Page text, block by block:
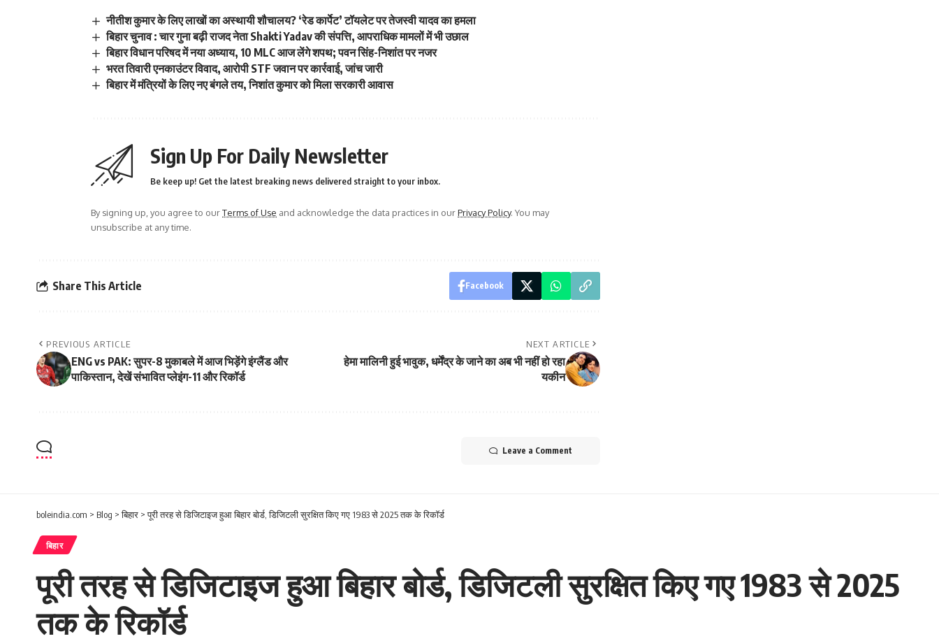
नीतीश कुमार के लिए लाखों का अस्थायी शौचालय? ‘रेड कार्पेट’ टॉयलेट पर तेजस्वी यादव का हमला
बिहार चुनाव : चार गुना बढ़ी राजद नेता Shakti Yadav की संपत्ति, आपराधिक मामलों में भी उछाल
बिहार विधान परिषद में नया अध्याय, 10 MLC आज लेंगे शपथ; पवन सिंह-निशांत पर नजर
भरत तिवारी एनकाउंटर विवाद, आरोपी STF जवान पर कार्रवाई, जांच जारी
बिहार में मंत्रियों के लिए नए बंगले तय, निशांत कुमार को मिला सरकारी आवास
Sign Up For Daily Newsletter
Be keep up! Get the latest breaking news delivered straight to your inbox.
By signing up, you agree to ourTerms of Use and acknowledge the data practices in ourPrivacy Policy. You may
unsubscribe at any time.
Share This Article Facebook
PREVIOUS ARTICLE
ENG vs PAK: सुपर-8 मुकाबले में आज भिड़ेंगे इंग्लैंड और
पाकिस्तान, देखें संभावित प्लेइंग-11 और रिकॉर्ड
NEXT ARTICLE
हेमा मालिनी हुई भावुक, धर्मेंद्र के जाने का अब भी नहीं हो रहा
यकीन
Leave a Comment
boleindia.com > Blog >बिहार >पूरी तरह से डिजिटाइज हुआ बिहार बोर्ड, डिजिटली सुरक्षित किए गए 1983 से 2025 तक के रिकॉर्ड
बिहार
पूरी तरह से डिजिटाइज हुआ बिहार बोर्ड, डिजिटली सुरक्षित किए गए 1983 से 2025
तक के रिकॉर्ड